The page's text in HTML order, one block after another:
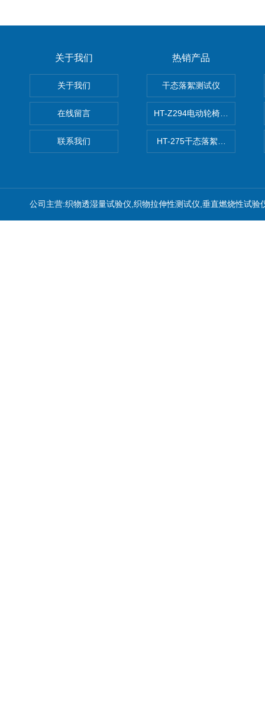
关于我们
关于我们
在线留言
联系我们
热销产品
干态落絮测试仪
HT-Z294电动轮椅车耗电量测
HT-275干态落絮测试仪
公司主营:织物透湿量试验仪,织物拉伸性测试仪,垂直燃烧性试验